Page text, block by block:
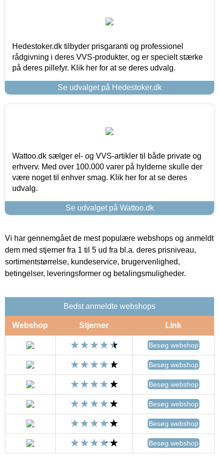
Hedestoker.dk tilbyder prisgaranti og professionel
rådgivning i deres VVS-produkter, og er specielt stærke
på deres pillefyr. Klik her for at se deres udvalg.
Se udvalget på Hedestoker.dk
Wattoo.dk sælger el- og VVS-artikler til både private og
erhverv. Med over 100.000 varer på hylderne skulle der
være noget til enhver smag. Klik her for at se deres
udvalg.
Se udvalget på Wattoo.dk
Vi har gennemgået de mest populære webshops og anmeldt
dem med stjerner fra 1 til 5 ud fra bl.a. deres prisniveau,
sortimentstørrelse, kundeservice, brugervenlighed,
betingelser, leveringsformer og betalingsmuligheder.
Bedst anmeldte webshops
Webshop Stjerner Link
Besøg webshop
Besøg webshop
Besøg webshop
Besøg webshop
Besøg webshop
Besøg webshop